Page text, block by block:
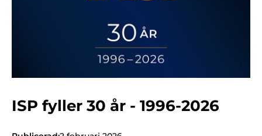
Kundwebben
ISP fyller 30 år - 1996-2026